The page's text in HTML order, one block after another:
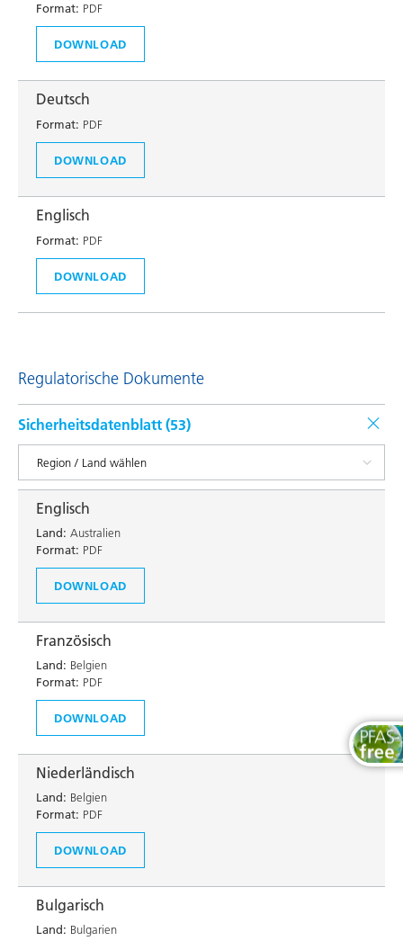
Format: PDF
DOWNLOAD
Deutsch
Format: PDF
DOWNLOAD
Englisch
Format: PDF
DOWNLOAD
Regulatorische Dokumente
Sicherheitsdatenblatt (53)
Englisch
Land: Australien
Format: PDF
DOWNLOAD
Französisch
Land: Belgien
Format: PDF
DOWNLOAD
Niederländisch
Land: Belgien
Format: PDF
DOWNLOAD
Bulgarisch
Land: Bulgarien